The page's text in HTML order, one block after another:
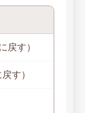
戻す）
す）